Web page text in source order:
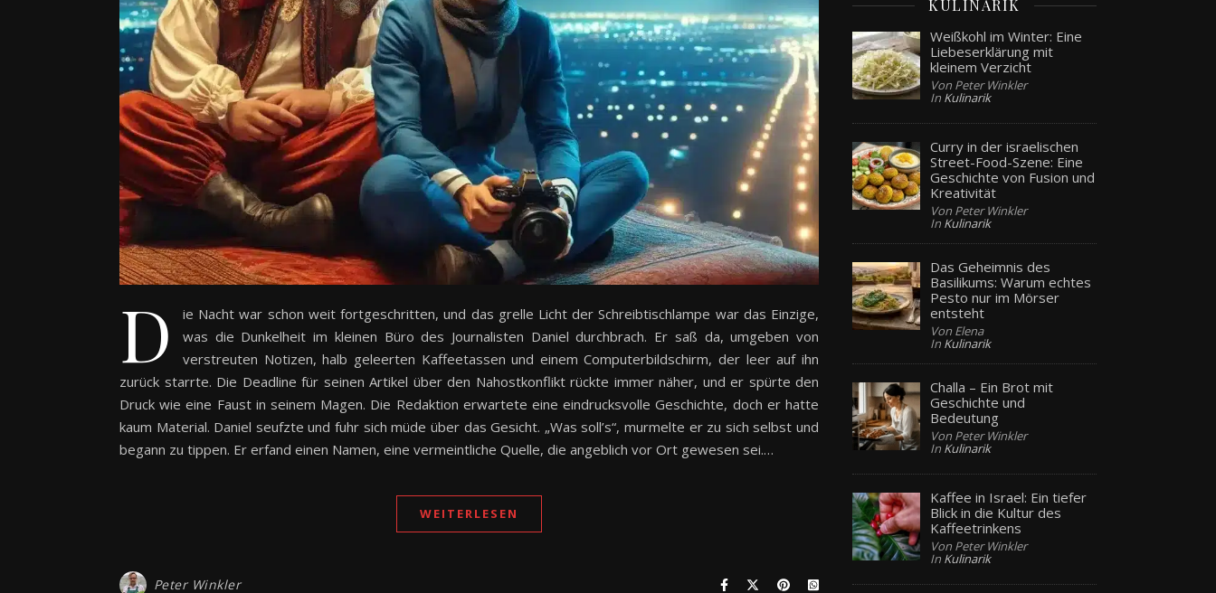
D
ie Nacht war schon weit fortgeschritten, und das grelle Licht der Schreibtischlampe war das Einzige,
was die Dunkelheit im kleinen Büro des Journalisten Daniel durchbrach. Er saß da, umgeben von
verstreuten Notizen, halb geleerten Kaffeetassen und einem Computerbildschirm, der leer auf ihn
zurück starrte. Die Deadline für seinen Artikel über den Nahostkonflikt rückte immer näher, und er spürte den
Druck wie eine Faust in seinem Magen. Die Redaktion erwartete eine eindrucksvolle Geschichte, doch er hatte
kaum Material. Daniel seufzte und fuhr sich müde über das Gesicht. „Was soll’s“, murmelte er zu sich selbst und
begann zu tippen. Er erfand einen Namen, eine vermeintliche Quelle, die angeblich vor Ort gewesen sei.…
WEITERLESEN
Peter Winkler
KULINARIK
Weißkohl im Winter: Eine
Liebeserklärung mit
kleinem Verzicht
Von Peter Winkler
In Kulinarik
Curry in der israelischen
Street-Food-Szene: Eine
Geschichte von Fusion und
Kreativität
Von Peter Winkler
In Kulinarik
Das Geheimnis des
Basilikums: Warum echtes
Pesto nur im Mörser
entsteht
Von Elena
In Kulinarik
Challa – Ein Brot mit
Geschichte und
Bedeutung
Von Peter Winkler
In Kulinarik
Kaffee in Israel: Ein tiefer
Blick in die Kultur des
Kaffeetrinkens
Von Peter Winkler
In Kulinarik